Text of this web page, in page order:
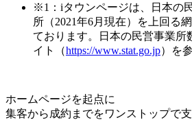
※1：iタウンページは、日本の
所（2021年6月現在）を上回る
ております。日本の民営事業所
イト（https://www.stat.go.jp）を
ホームページを起点に
集客から成約までをワンストップで